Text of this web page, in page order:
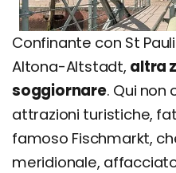
Confinante con St
Altona-Altstadt, altra
soggiornare. Qui non
attrazioni turistiche,
famoso Fischmarkt,
meridionale,